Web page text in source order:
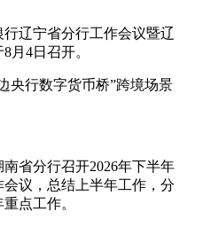
辽宁省分行工作会议暨辽
月4日召开。
央行数字货币桥”跨境场景
省分行召开2026年下半年
议，总结上半年工作，分
点工作。